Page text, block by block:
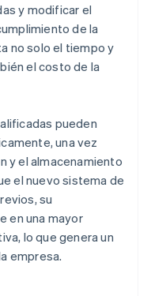
y modificar el
de la
no solo el tiempo y
el costo de la
pueden
una vez
y el almacenamiento
el nuevo sistema de
su
en una mayor
lo que genera un
empresa.